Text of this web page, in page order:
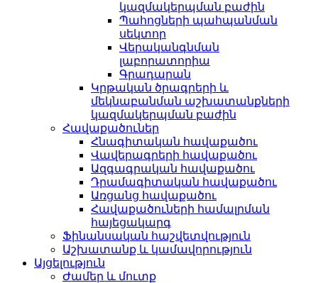
կազմակերպման բաժին
Պահոցների պահպանման
սեկտոր
Վերականգնման
լաբորատորիա
Գրադարան
Կրթական ծրագրերի և
մեկնաբանման աշխատանքների
կազմակերպման բաժին
Հավաքածուներ
Հնագիտական հավաքածու
Վավերագրերի հավաքածու
Ազգագրական հավաքածու
Դրամագիտական հավաքածու
Առցանց հավաքածու
Հավաքածուների համալրման
հայեցակարգ
Ֆինանսական հաշվետվություն
Աշխատանք և կամավորություն
Այցելություն
Ժամեր և մուտք